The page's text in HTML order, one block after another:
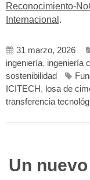
Internacional .
31 marzo, 2026
ingeniería, ingeniería
sostenibilidad
ICITECH, losa de
transferencia
Un